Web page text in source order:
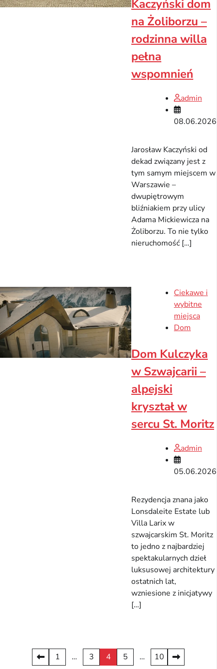
Kaczyński dom
na Żoliborzu –
rodzinna willa
pełna
wspomnień
admin
08.06.2026
Jarosław Kaczyński od
dekad związany jest z
tym samym miejscem w
Warszawie –
dwupiętrowym
bliźniakiem przy ulicy
Adama Mickiewicza na
Żoliborzu. To nie tylko
nieruchomość […]
Ciekawe i
wybitne
miejsca
Dom
Dom Kulczyka
w Szwajcarii –
alpejski
kryształ w
sercu St. Moritz
admin
05.06.2026
Rezydencja znana jako
Lonsdaleite Estate lub
Villa Larix w
szwajcarskim St. Moritz
to jedno z najbardziej
spektakularnych dzieł
luksusowej architektury
ostatnich lat,
wzniesione z inicjatywy
[…]
Stronicowanie
1 … 3 4 5 … 10